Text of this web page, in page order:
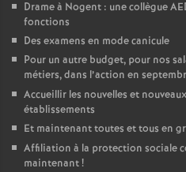
Drame à Nogent : une collègue
fonctions
Des examens en mode canicule
Pour un autre budget, pour nos
métiers, dans l’action en
Accueillir les nouvelles et
établissements
Et maintenant toutes et tous en
Affiliation à la protection sociale
maintenant!